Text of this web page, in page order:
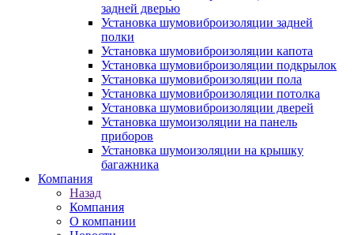
задней дверью
Установка шумовиброизоляции задней
полки
Установка шумовиброизоляции капота
Установка шумовиброизоляции подкрылок
Установка шумовиброизоляции пола
Установка шумовиброизоляции потолка
Установка шумовиброизоляции дверей
Установка шумоизоляции на панель
приборов
Установка шумоизоляции на крышку
багажника
Компания
Назад
Компания
О компании